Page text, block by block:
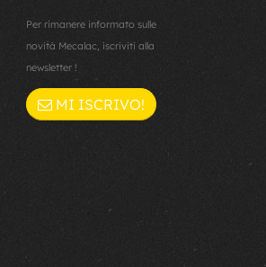
Per rimanere informato sulle
novità Mecalac, iscriviti alla
newsletter !
MI ISCRIVO!